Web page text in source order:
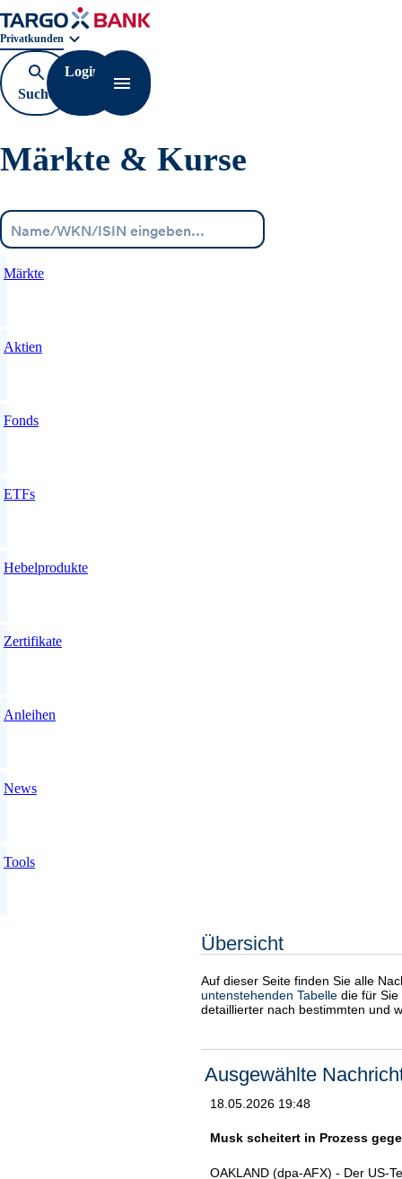
Geschäftsbereichnavigation. Aktuelle Auswahl:
Privatkunden
Suche
öffnen
Login
Navigation öffnen
Märkte & Kurse
Märkte
Aktien
Fonds
ETFs
Hebelprodukte
Zertifikate
Anleihen
News
Tools
Übersicht
Auf dieser Seite finden Sie alle
untenstehenden Tabelle die für
detaillierter nach bestimmten und
Ausgewählte
18.05.2026 19:48
Musk scheitert in Prozess
OAKLAND (dpa-AFX) - Der US-